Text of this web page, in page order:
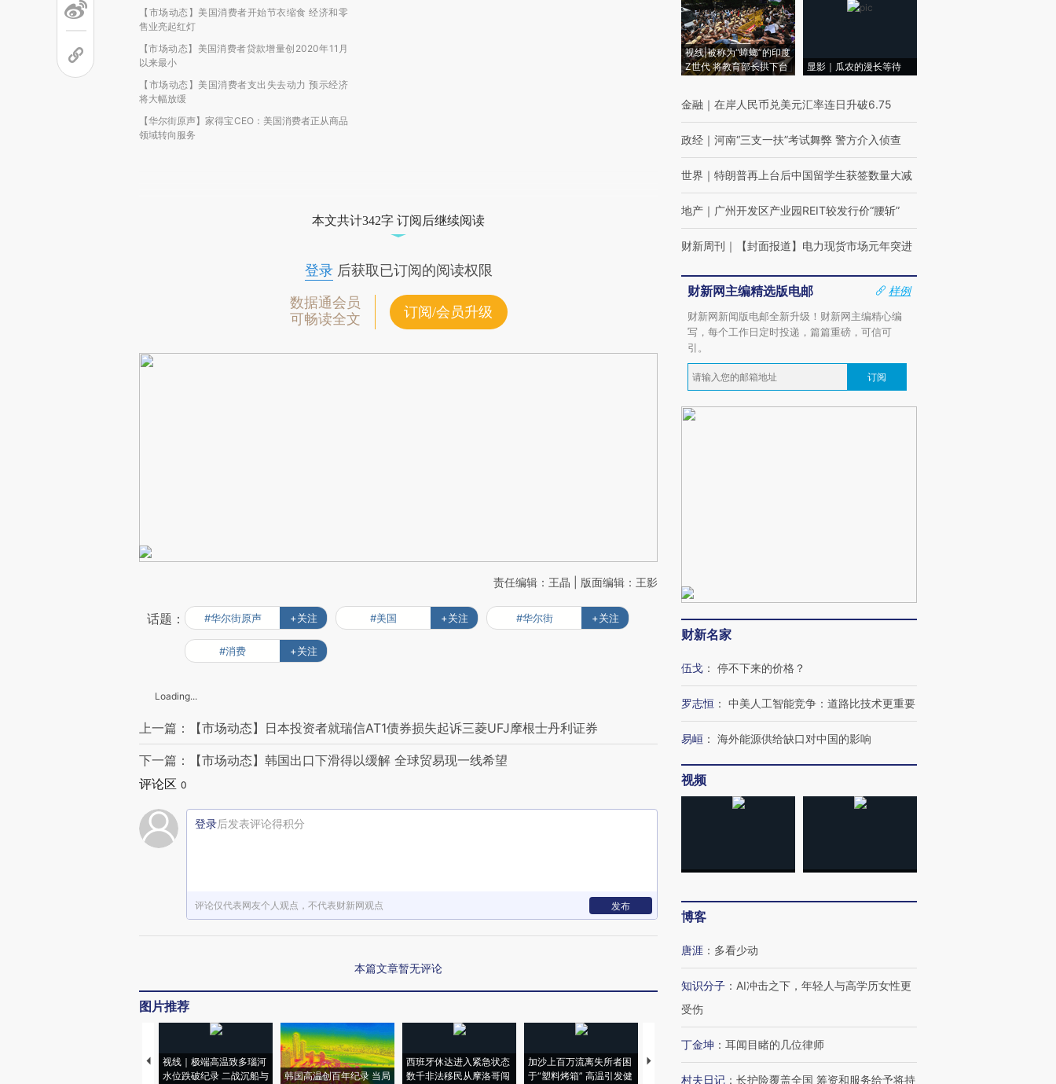
【市场动态】美国消费者开始节衣缩食 经济和零
售业亮起红灯
【市场动态】美国消费者贷款增量创2020年11月
以来最小
【市场动态】美国消费者支出失去动力 预示经济
将大幅放缓
【华尔街原声】家得宝CEO：美国消费者正从商品
领域转向服务
本文共计342字 订阅后继续阅读
登录后获取已订阅的阅读权限
数据通会员
可畅读全文
订阅/会员升级
责任编辑：王晶 | 版面编辑：王影
话题： #华尔街原声 +关注 #美国 +关注 #华尔街 +关注
#消费 +关注
Loading...
上一篇：【市场动态】日本投资者就瑞信AT1债券损失起诉三菱UFJ摩根士丹利证券
下一篇：【市场动态】韩国出口下滑得以缓解 全球贸易现一线希望
评论区 0
登录后发表评论得积分
评论仅代表网友个人观点，不代表财新网观点 发布
本篇文章暂无评论
图片推荐
视线｜极端高温致多瑙河
水位跌破纪录 二战沉船与
韩国高温创百年纪录 当局
西班牙休达进入紧急状态
数千非法移民从摩洛哥闯
加沙上百万流离失所者困
于“塑料烤箱” 高温引发健
马航飞行员跨国走私7万
粒摇头丸 尿检体内含3种
视线｜HYROX的吸金
术：是什么让中产们甘
泽连斯基密集出访美英 索
视线|被称为“蟑螂”的印度
Z世代 将教育部长拱下台
显影｜瓜农的漫长等待
金融 ｜ 在岸人民币兑美元汇率连日升破6.75
政经 ｜ 河南“三支一扶”考试舞弊 警方介入侦查
世界 ｜ 特朗普再上台后中国留学生获签数量大减
地产 ｜ 广州开发区产业园REIT较发行价“腰斩”
财新周刊 ｜ 【封面报道】电力现货市场元年突进
财新网主编精选版电邮
样例
财新网新闻版电邮全新升级！财新网主编精心编
写，每个工作日定时投递，篇篇重磅，可信可
引。
订阅
财新名家
伍戈 ： 停不下来的价格？
罗志恒 ： 中美人工智能竞争：道路比技术更重要
易峘 ： 海外能源供给缺口对中国的影响
视频
博客
唐涯 ： 多看少动
知识分子 ： AI冲击之下，年轻人与高学历女性更
受伤
丁金坤 ： 耳闻目睹的几位律师
村夫日记 ： 长护险覆盖全国 筹资和服务给予将持